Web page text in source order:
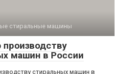
стиральные машины
машин в России
стиральных машин в